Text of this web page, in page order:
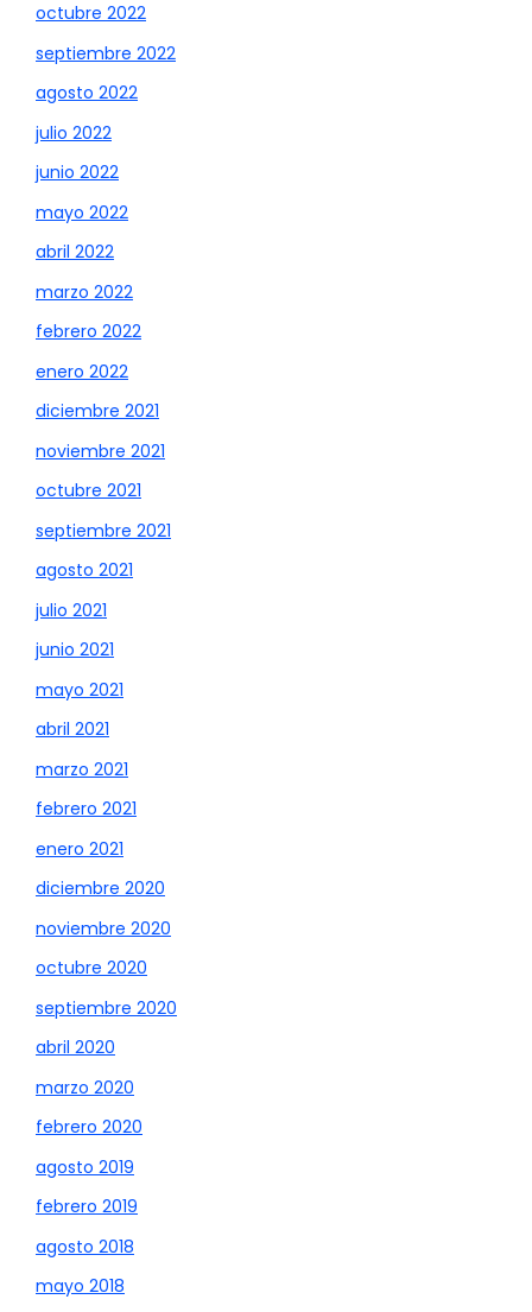
octubre 2022
septiembre 2022
agosto 2022
julio 2022
junio 2022
mayo 2022
abril 2022
marzo 2022
febrero 2022
enero 2022
diciembre 2021
noviembre 2021
octubre 2021
septiembre 2021
agosto 2021
julio 2021
junio 2021
mayo 2021
abril 2021
marzo 2021
febrero 2021
enero 2021
diciembre 2020
noviembre 2020
octubre 2020
septiembre 2020
abril 2020
marzo 2020
febrero 2020
agosto 2019
febrero 2019
agosto 2018
mayo 2018